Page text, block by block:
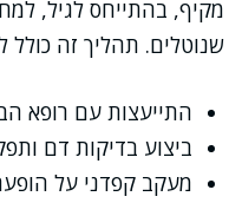
מקיף, בהתייחס לגיל,
שנוטלים. תהליך זה כולל
התייעצות עם רופא
ביצוע בדיקות דם
מעקב קפדני על